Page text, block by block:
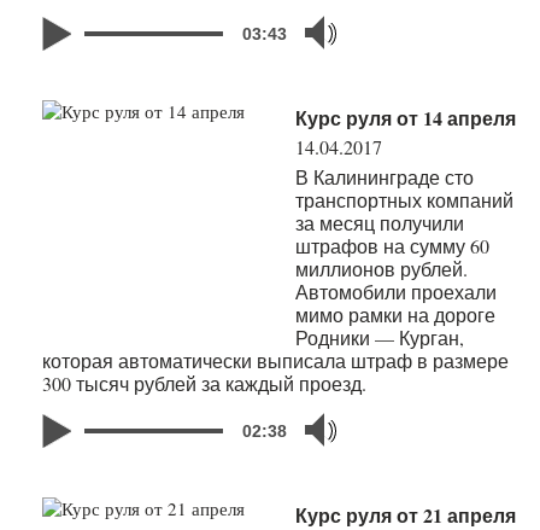
03:43
Курс руля от 14 апреля
14.04.2017
В Калининграде сто
транспортных компаний
за месяц получили
штрафов на сумму 60
миллионов рублей.
Автомобили проехали
мимо рамки на дороге
Родники — Курган,
которая автоматически выписала штраф в размере
300 тысяч рублей за каждый проезд.
02:38
Курс руля от 21 апреля